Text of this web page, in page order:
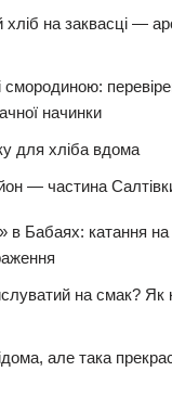
на заквасці —
смородиною:
начинки
для хліба вдома
— частина
в Бабаях: катання на
на смак?
але така